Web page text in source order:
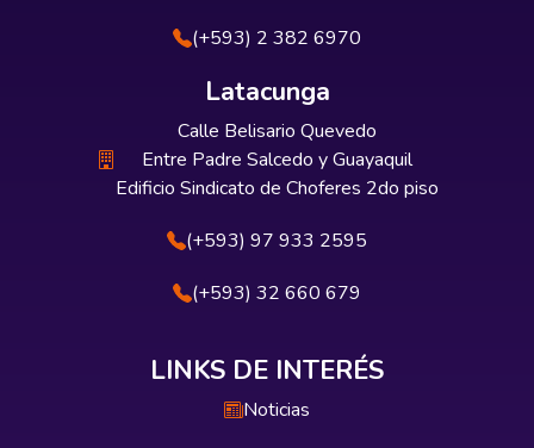
(+593) 2 382 6970
Latacunga
Calle Belisario Quevedo
Entre Padre Salcedo y Guayaquil
Edificio Sindicato de Choferes 2do piso
(+593) 97 933 2595
(+593) 32 660 679
LINKS DE INTERÉS
Noticias